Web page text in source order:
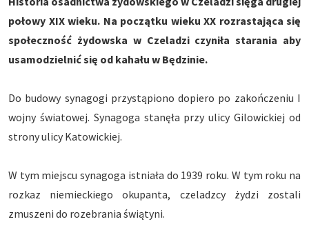
połowy XIX wieku. Na początku wieku XX rozrastająca się
społeczność żydowska w Czeladzi czyniła starania aby
usamodzielnić się od kahału w Będzinie.
Do budowy synagogi przystąpiono dopiero po zakończeniu I
wojny światowej. Synagoga stanęła przy ulicy Gilowickiej od
strony ulicy Katowickiej.
W tym miejscu synagoga istniała do 1939 roku. W tym roku na
rozkaz niemieckiego okupanta, czeladzcy żydzi zostali
zmuszeni do rozebrania świątyni.